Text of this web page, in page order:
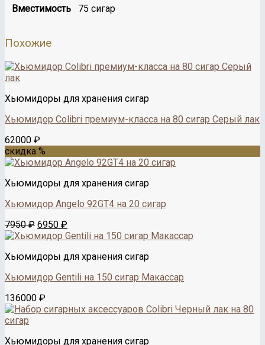
Вместимость 75 сигар
Похожие
Хьюмидоры для хранения сигар
Хьюмидор Colibri премиум-класса на 80 сигар Серый лак
62000 ₽
скидка %
Хьюмидоры для хранения сигар
Хьюмидор Angelo 92GT4 на 20 сигар
7950₽ Первоначальная
цена
7950 ₽.
6950 ₽
цена:
Хьюмидоры для хранения сигар
Хьюмидор Gentili на 150 сигар Макассар
136000 ₽
Хьюмидоры для хранения сигар